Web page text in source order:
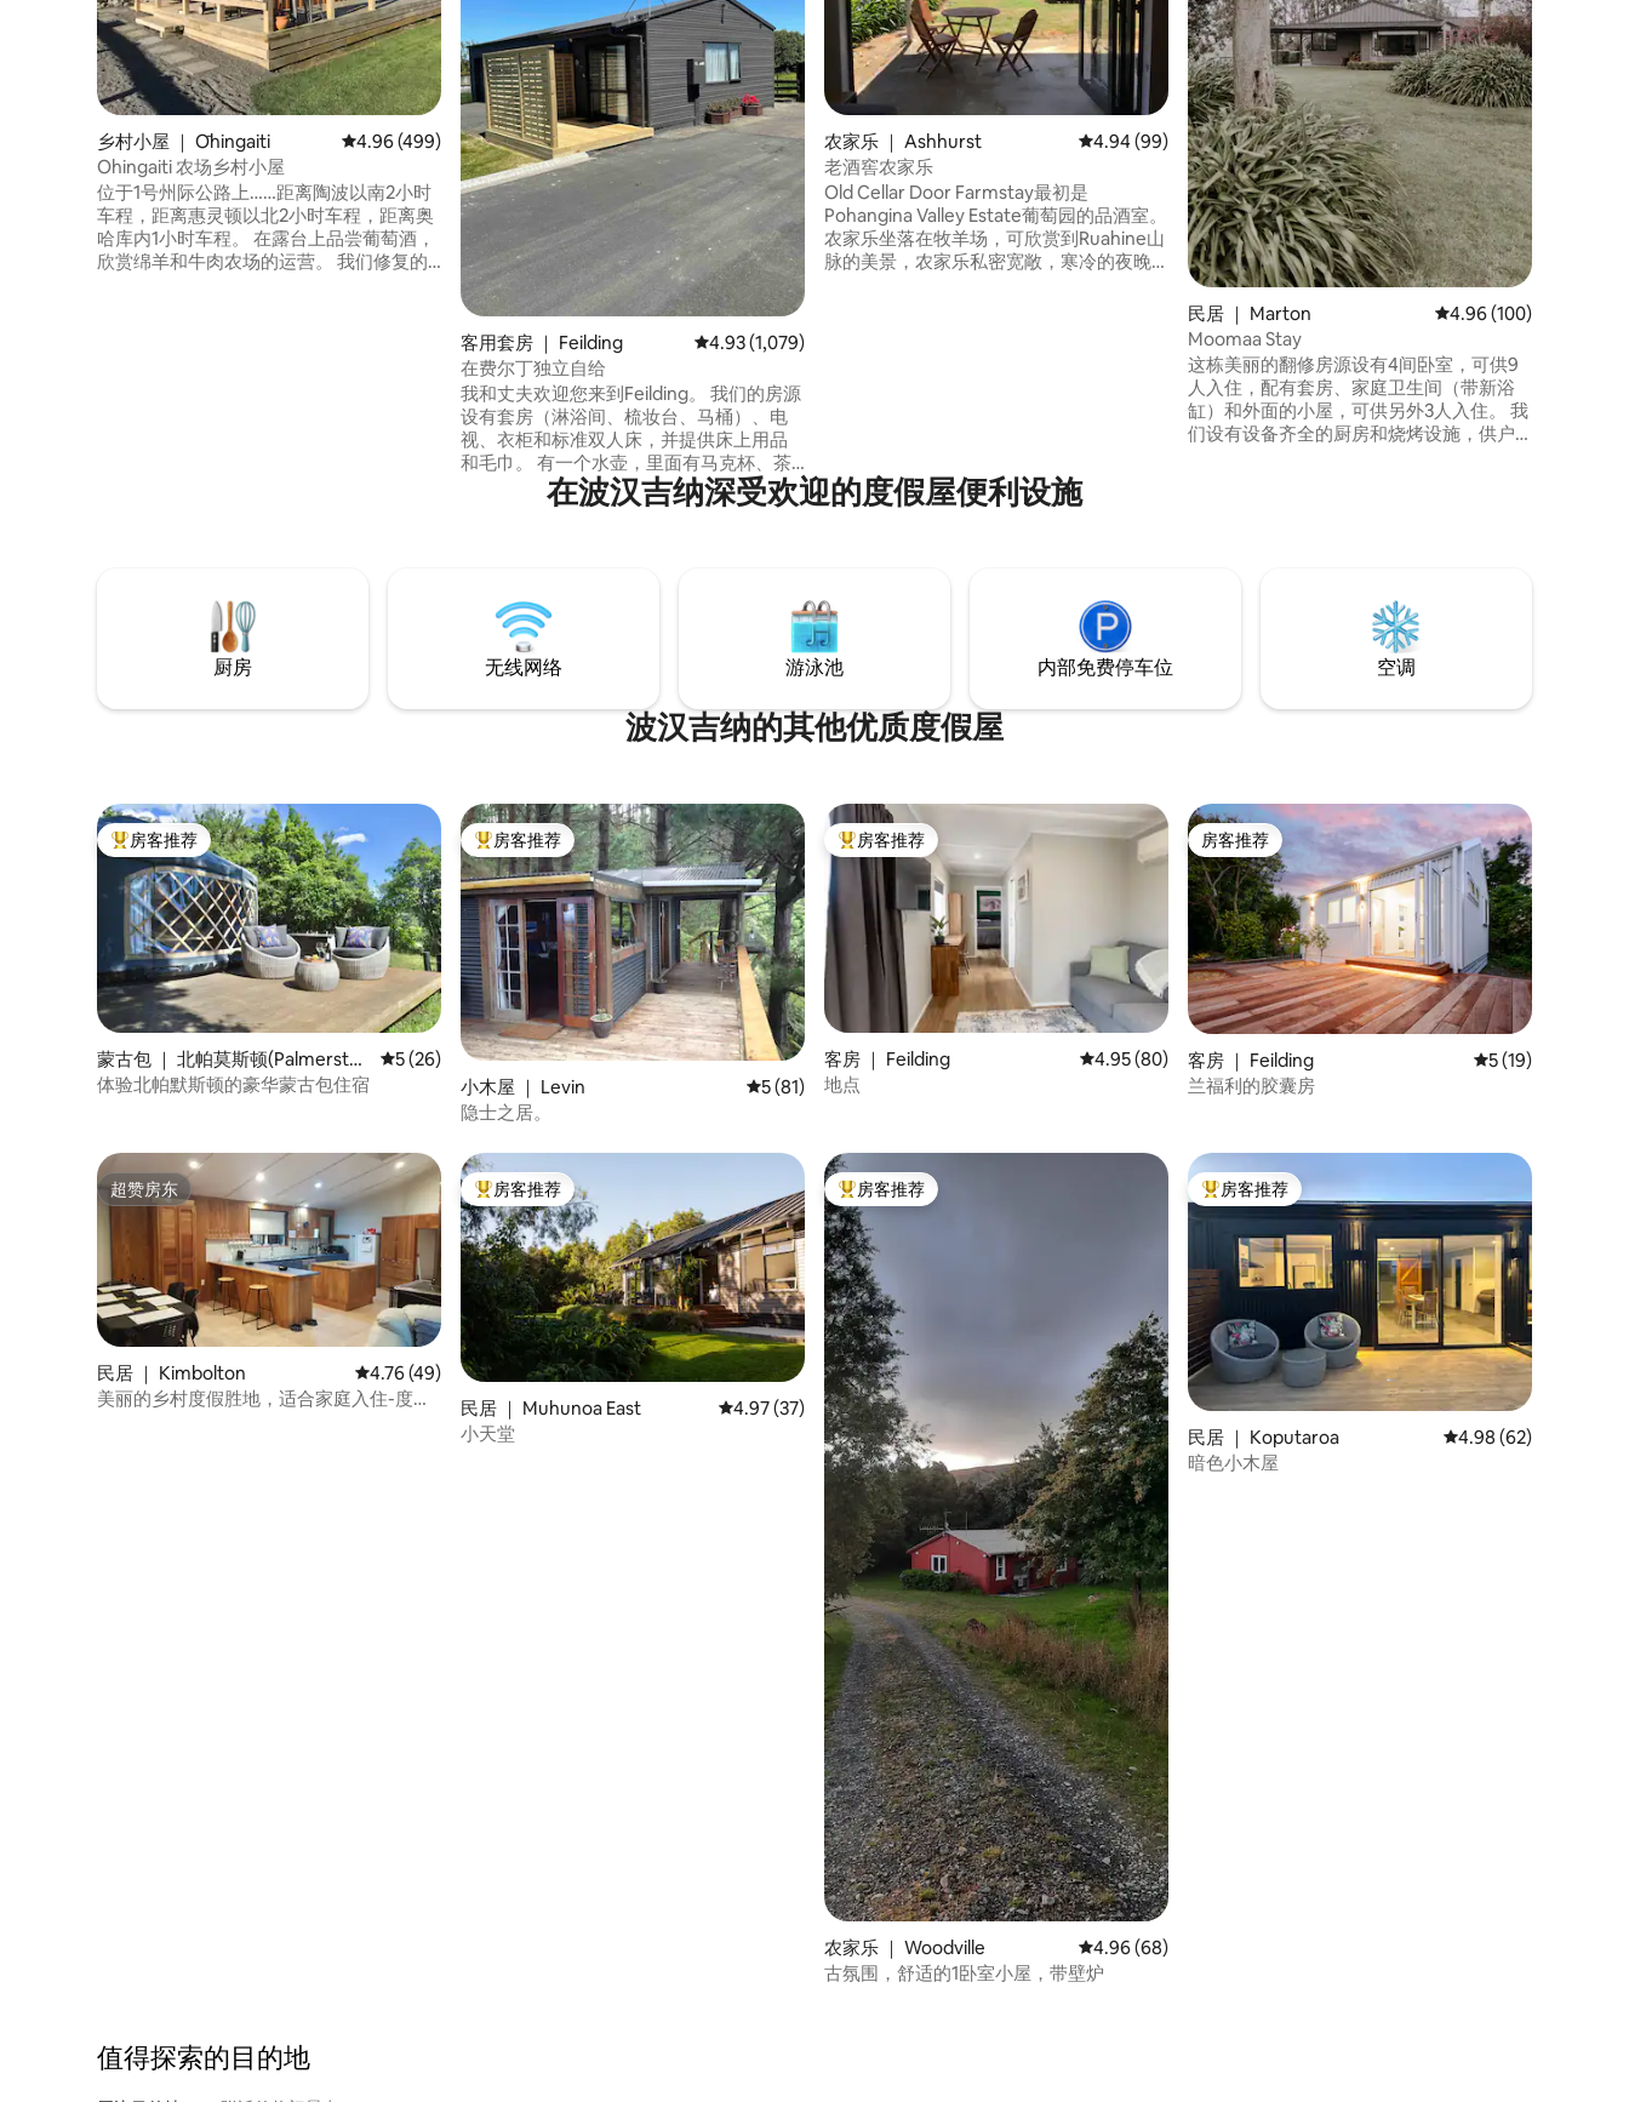
乡村小屋 ｜ Ōhingaiti 平均评分 4.96 分（满分 5 分），共 499 条评价
4.96 (499)
Ohingaiti 农场乡村小屋
位于1号州际公路上……距离陶波以南2小时
车程，距离惠灵顿以北2小时车程，距离奥
哈库内1小时车程。 在露台上品尝葡萄酒，
欣赏绵羊和牛肉农场的运营。 我们修复的
客用套房 ｜ Feilding 平均评分 4.93 分（满分 5 分），共 1,079 条评价
4.93 (1,079)
在费尔丁独立自给
我和丈夫欢迎您来到Feilding。 我们的房源
设有套房（淋浴间、梳妆台、马桶）、电
视、衣柜和标准双人床，并提供床上用品
和毛巾。 有一个水壶，里面有马克杯、茶/
咖啡/牛奶，还有一个冰箱。 此处不提供烹
还养了一只新小狗。
农家乐 ｜ Ashhurst 平均评分 4.94 分（满分 5 分），共 99 条评价
4.94 (99)
老酒窖农家乐
Old Cellar Door Farmstay最初是
Pohangina Valley Estate葡萄园的品酒室。
农家乐坐落在牧羊场，可欣赏到Ruahine山
脉的美景，农家乐私密宽敞，寒冷的夜晚
民居 ｜ Marton 平均评分 4.96 分（满
4.96 (100)
Moomaa Stay
这栋美丽的翻修房源设有4间卧室，可供9
人入住，配有套房、家庭卫生间（带新浴
缸）和外面的小屋，可供另外3人入住。 我
们设有设备齐全的厨房和烧烤设施，供户
在波汉吉纳深受欢迎的度假屋便利设施
厨房 无线网络 游泳池 内部免费停车位 空调
波汉吉纳的其他优质度假屋
热门「房客推荐」
房客推荐
蒙古包 ｜ 北帕莫斯顿(Palmerston
North)
平均评分 5 分（满分 5 分），共 26 条评价
5 (26)
体验北帕默斯顿的豪华蒙古包住宿
热门「房客推荐」
房客推荐
小木屋 ｜ Levin 平均评分 5 分（满分 5 分），共 81 条评价
5 (81)
隐士之居。
热门「房客推荐」
房客推荐
客房 ｜ Feilding 平均评分 4.95 分（满分 5 分），共 80 条评价
4.95 (80)
地点
房客推荐
房客推荐
客房 ｜ Feilding 平均评分 5 分（满
5 (19)
兰福利的胶囊房
超赞房东
超赞房东
民居 ｜ Kimbolton 平均评分 4.76 分（满分 5 分），共 49 条评价
4.76 (49)
美丽的乡村度假胜地，适合家庭入住-度假
热门「房客推荐」
房客推荐
民居 ｜ Muhunoa East 平均评分 4.97 分（满分 5 分），共 37 条评价
4.97 (37)
小天堂
热门「房客推荐」
房客推荐
农家乐 ｜ Woodville 平均评分 4.96 分（满分 5 分），共 68 条评价
4.96 (68)
古氛围，舒适的1卧室小屋，带壁炉
热门「房客推荐」
房客推荐
民居 ｜ Koputaroa 平均评分 4.98 分（满
4.98 (62)
暗色小木屋
值得探索的目的地